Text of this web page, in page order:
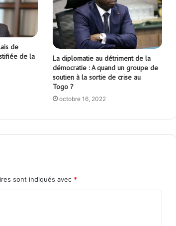
de
de la
La diplomatie au détriment de la
démocratie : A quand un groupe de
soutien à la sortie de crise au
Togo ?
octobre 16, 2022
sont indiqués avec *